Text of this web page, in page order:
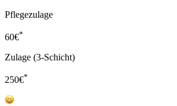
Pflegezulage
60€*
Zulage (3-Schicht)
250€*